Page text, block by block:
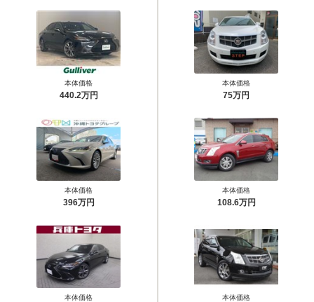
本体価格
440.2万円
本体価格
396万円
本体価格
本体価格
75万円
本体価格
108.6万円
本体価格